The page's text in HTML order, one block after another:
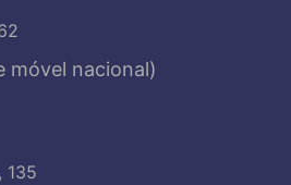
móvel nacional)
135